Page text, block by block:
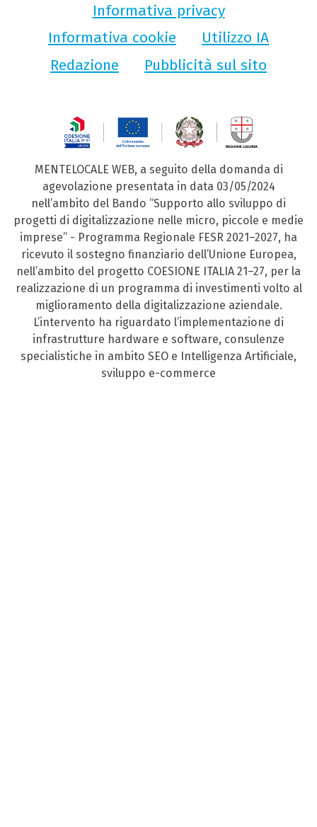
Informativa privacy
Informativa cookie
Utilizzo IA
Redazione
Pubblicità sul sito
MENTELOCALE WEB, a seguito della domanda di
agevolazione presentata in data 03/05/2024
nell’ambito del Bando “Supporto allo sviluppo di
progetti di digitalizzazione nelle micro, piccole e medie
imprese” - Programma Regionale FESR 2021–2027, ha
ricevuto il sostegno finanziario dell’Unione Europea,
nell’ambito del progetto COESIONE ITALIA 21–27, per la
realizzazione di un programma di investimenti volto al
miglioramento della digitalizzazione aziendale.
L’intervento ha riguardato l’implementazione di
infrastrutture hardware e software, consulenze
specialistiche in ambito SEO e Intelligenza Artificiale,
sviluppo e-commerce